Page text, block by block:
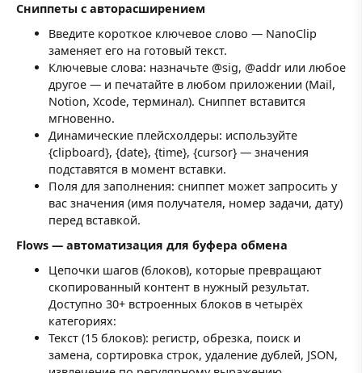
Сниппеты с авторасширением
Введите короткое ключевое слово — NanoClip
заменяет его на готовый текст.
Ключевые слова: назначьте @sig, @addr или любое
другое — и печатайте в любом приложении (Mail,
Notion, Xcode, терминал). Сниппет вставится
мгновенно.
Динамические плейсхолдеры: используйте
{clipboard}, {date}, {time}, {cursor} — значения
подставятся в момент вставки.
Поля для заполнения: сниппет может запросить у
вас значения (имя получателя, номер задачи, дату)
перед вставкой.
Flows — автоматизация для буфера обмена
Цепочки шагов (блоков), которые превращают
скопированный контент в нужный результат.
Доступно 30+ встроенных блоков в четырёх
категориях:
Текст (15 блоков): регистр, обрезка, поиск и
замена, сортировка строк, удаление дублей, JSON,